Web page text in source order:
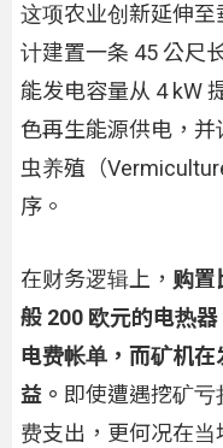
这项农业创新延伸至
计建置一条 45 公尺
能发电容量从 4 kW
色再生能源供电，
虫养殖（
序。
在财务逻辑上， 购置
般 200 欧元的电热
电费帐单，而矿机
益。 即使遭遇挖矿
费支出，更何况在